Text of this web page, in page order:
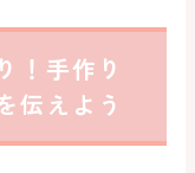
！手作り
伝えよう